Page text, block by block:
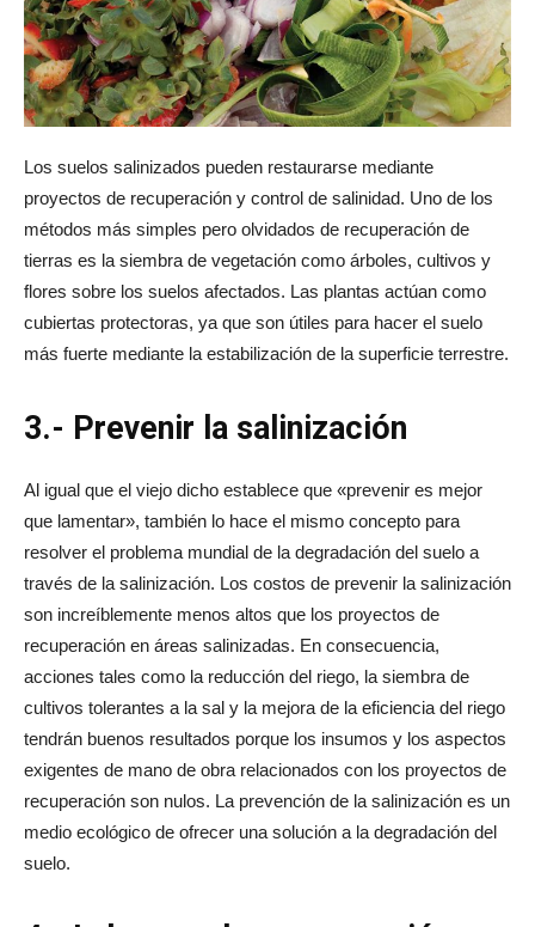
Los suelos salinizados pueden restaurarse mediante
proyectos de recuperación y control de salinidad. Uno de los
métodos más simples pero olvidados de recuperación de
tierras es la siembra de vegetación como árboles, cultivos y
flores sobre los suelos afectados. Las plantas actúan como
cubiertas protectoras, ya que son útiles para hacer el suelo
más fuerte mediante la estabilización de la superficie terrestre.
3.- Prevenir la salinización
Al igual que el viejo dicho establece que «prevenir es mejor
que lamentar», también lo hace el mismo concepto para
resolver el problema mundial de la degradación del suelo a
través de la salinización. Los costos de prevenir la salinización
son increíblemente menos altos que los proyectos de
recuperación en áreas salinizadas. En consecuencia,
acciones tales como la reducción del riego, la siembra de
cultivos tolerantes a la sal y la mejora de la eficiencia del riego
tendrán buenos resultados porque los insumos y los aspectos
exigentes de mano de obra relacionados con los proyectos de
recuperación son nulos. La prevención de la salinización es un
medio ecológico de ofrecer una solución a la degradación del
suelo.